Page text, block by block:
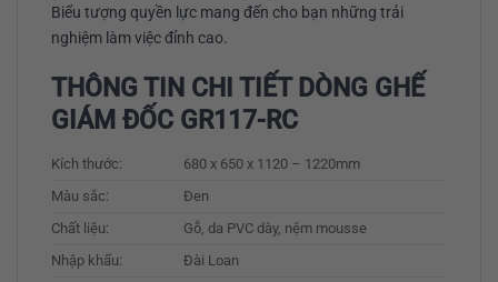
Biểu tượng quyền lực mang đến cho bạn những trải
nghiệm làm việc đỉnh cao.
THÔNG TIN CHI TIẾT DÒNG GHẾ
GIÁM ĐỐC GR117-RC
Kích thước:
680 x 650 x 1120 – 1220mm
Màu sắc:
Đen
Chất liệu:
Gỗ, da PVC dày, nệm mousse
Nhập khẩu:
Đài Loan